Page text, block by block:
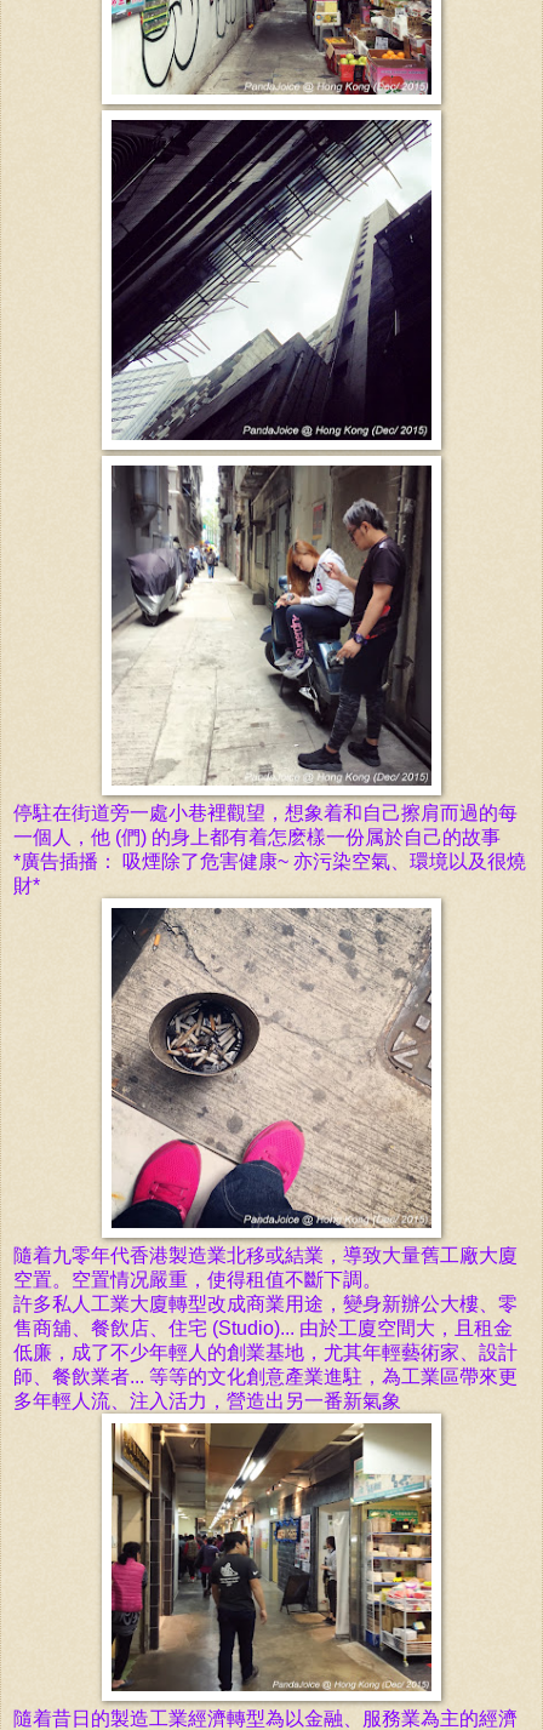
停駐在街道旁一處小巷裡觀望，想象着和自己擦肩而過的每
一個人，他 (們) 的身上都有着怎麽樣一份属於自己的故事
*廣告插播： 吸煙除了危害健康~ 亦污染空氣、環境以及很燒
財*
隨着九零年代香港製造業北移或結業，導致大量舊工廠大廈
空置。空置情况嚴重，使得租值不斷下調。
許多私人工業大廈轉型改成商業用途， 變身新辦公大樓、零
售商舖、餐飲店、住宅 (Studio)... 由於工廈空間大，且租金
低廉，成了不少年輕人的創業基地，尤其年輕藝術家、設計
師、餐飲業者... 等等的文化創意產業進駐，為工業區帶來更
多年輕人流、注入活力，營造出另一番新氣象
隨着昔日的製造工業經濟轉型為以金融、服務業為主的經濟